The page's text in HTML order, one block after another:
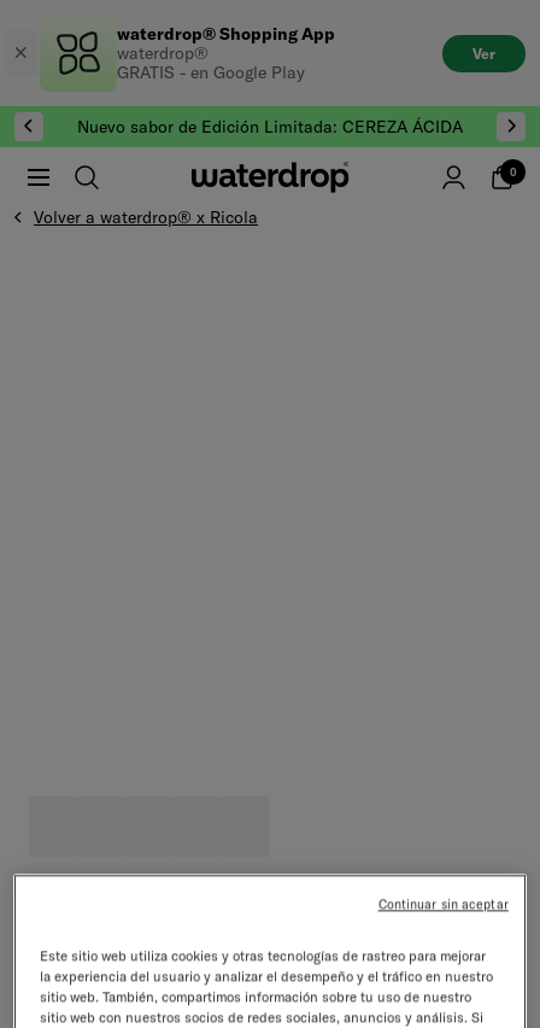
contenido
waterdrop® Shopping App
waterdrop®
GRATIS - en Google Play
Ver
Nuevo sabor de Edición Limitada: CEREZA ÁCIDA
0
Volver a waterdrop® x Ricola
4.5/5 17 reseñas
Precio normal
€35,96Precio de venta
€29,99 -17% incl. IVA excl.gastos de envío
Este sitio web utiliza cookies y otras tecnologías de rastreo para mejorar
la experiencia del usuario y analizar el desempeño y el tráfico en nuestro
sitio web. También, compartimos información sobre tu uso de nuestro
sitio web con nuestros socios de redes sociales, anuncios y análisis. Si
Continuar sin aceptar